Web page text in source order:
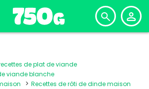
de plat de viande
viande blanche
Recettes de rôti de dinde maison